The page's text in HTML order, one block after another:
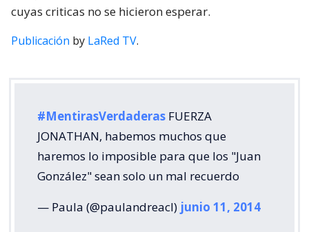
cuyas criticas no se hicieron esperar.
Publicación by LaRed TV.
#MentirasVerdaderas FUERZA
JONATHAN, habemos muchos que
haremos lo imposible para que los "Juan
González" sean solo un mal recuerdo
— Paula (@paulandreacl) junio 11, 2014